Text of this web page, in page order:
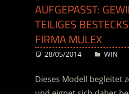
AUFGEPASST:
TEILIGES
FIRMA MULEX
28/05/2014 Desiree
WIN
Dieses Modell begleitet